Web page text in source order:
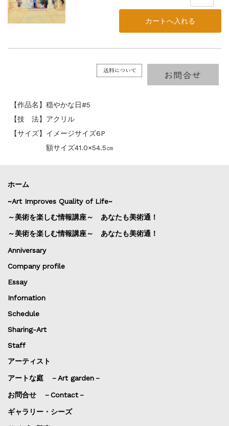
【作品名】穏やかな日#5
【技 法】アクリル
【サイズ】イメージサイズ6P
額サイズ41.0×54.5㎝
ホーム
~Art Improves Quality of Life~
～美術を楽しむ情報講座～ あなたも美術通！
～美術を楽しむ情報講座～ あなたも美術通！
Anniversary
Company profile
Essay
Infomation
Schedule
Sharing-Art
Staff
アーティスト
アートな庭 －Art garden－
お問合せ －Contact－
ギャラリー・シーズ